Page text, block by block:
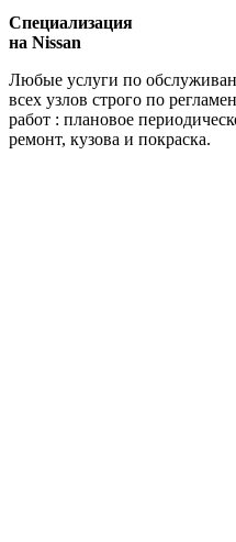
Специализация
на Nissan
Любые услуги по
всех узлов строго по
работ : плановое
ремонт, кузова и покраска.